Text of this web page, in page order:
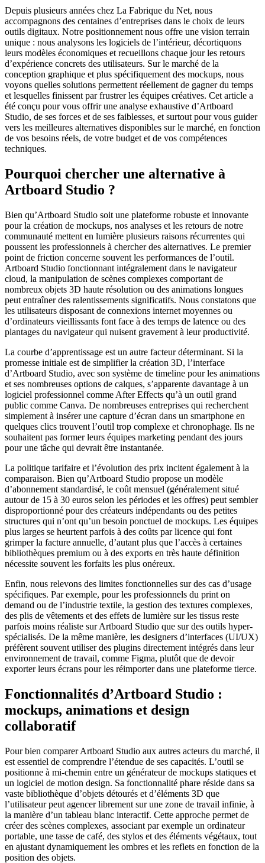
Depuis plusieurs années chez La Fabrique du Net, nous
accompagnons des centaines d’entreprises dans le choix de leurs
outils digitaux. Notre positionnement nous offre une vision terrain
unique : nous analysons les logiciels de l’intérieur, décortiquons
leurs modèles économiques et recueillons chaque jour les retours
d’expérience concrets des utilisateurs. Sur le marché de la
conception graphique et plus spécifiquement des mockups, nous
voyons quelles solutions permettent réellement de gagner du temps
et lesquelles finissent par frustrer les équipes créatives. Cet article a
été conçu pour vous offrir une analyse exhaustive d’Artboard
Studio, de ses forces et de ses faiblesses, et surtout pour vous guider
vers les meilleures alternatives disponibles sur le marché, en fonction
de vos besoins réels, de votre budget et de vos compétences
techniques.
Pourquoi chercher une alternative à
Artboard Studio ?
Bien qu’Artboard Studio soit une plateforme robuste et innovante
pour la création de mockups, nos analyses et les retours de notre
communauté mettent en lumière plusieurs raisons récurrentes qui
poussent les professionnels à chercher des alternatives. Le premier
point de friction concerne souvent les performances de l’outil.
Artboard Studio fonctionnant intégralement dans le navigateur
cloud, la manipulation de scènes complexes comportant de
nombreux objets 3D haute résolution ou des animations longues
peut entraîner des ralentissements significatifs. Nous constatons que
les utilisateurs disposant de connexions internet moyennes ou
d’ordinateurs vieillissants font face à des temps de latence ou des
plantages du navigateur qui nuisent gravement à leur productivité.
La courbe d’apprentissage est un autre facteur déterminant. Si la
promesse initiale est de simplifier la création 3D, l’interface
d’Artboard Studio, avec son système de timeline pour les animations
et ses nombreuses options de calques, s’apparente davantage à un
logiciel professionnel comme After Effects qu’à un outil grand
public comme Canva. De nombreuses entreprises qui recherchent
simplement à insérer une capture d’écran dans un smartphone en
quelques clics trouvent l’outil trop complexe et chronophage. Ils ne
souhaitent pas former leurs équipes marketing pendant des jours
pour une tâche qui devrait être instantanée.
La politique tarifaire et l’évolution des prix incitent également à la
comparaison. Bien qu’Artboard Studio propose un modèle
d’abonnement standardisé, le coût mensuel (généralement situé
autour de 15 à 30 euros selon les périodes et les offres) peut sembler
disproportionné pour des créateurs indépendants ou des petites
structures qui n’ont qu’un besoin ponctuel de mockups. Les équipes
plus larges se heurtent parfois à des coûts par licence qui font
grimper la facture annuelle, d’autant plus que l’accès à certaines
bibliothèques premium ou à des exports en très haute définition
nécessite souvent les forfaits les plus onéreux.
Enfin, nous relevons des limites fonctionnelles sur des cas d’usage
spécifiques. Par exemple, pour les professionnels du print on
demand ou de l’industrie textile, la gestion des textures complexes,
des plis de vêtements et des effets de lumière sur les tissus reste
parfois moins réaliste sur Artboard Studio que sur des outils hyper-
spécialisés. De la même manière, les designers d’interfaces (UI/UX)
préfèrent souvent utiliser des plugins directement intégrés dans leur
environnement de travail, comme Figma, plutôt que de devoir
exporter leurs écrans pour les réimporter dans une plateforme tierce.
Fonctionnalités d’Artboard Studio :
mockups, animations et design
collaboratif
Pour bien comparer Artboard Studio aux autres acteurs du marché, il
est essentiel de comprendre l’étendue de ses capacités. L’outil se
positionne à mi-chemin entre un générateur de mockups statiques et
un logiciel de motion design. Sa fonctionnalité phare réside dans sa
vaste bibliothèque d’objets détourés et d’éléments 3D que
l’utilisateur peut agencer librement sur une zone de travail infinie, à
la manière d’un tableau blanc interactif. Cette approche permet de
créer des scènes complexes, associant par exemple un ordinateur
portable, une tasse de café, des stylos et des éléments végétaux, tout
en ajustant dynamiquement les ombres et les reflets en fonction de la
position des objets.